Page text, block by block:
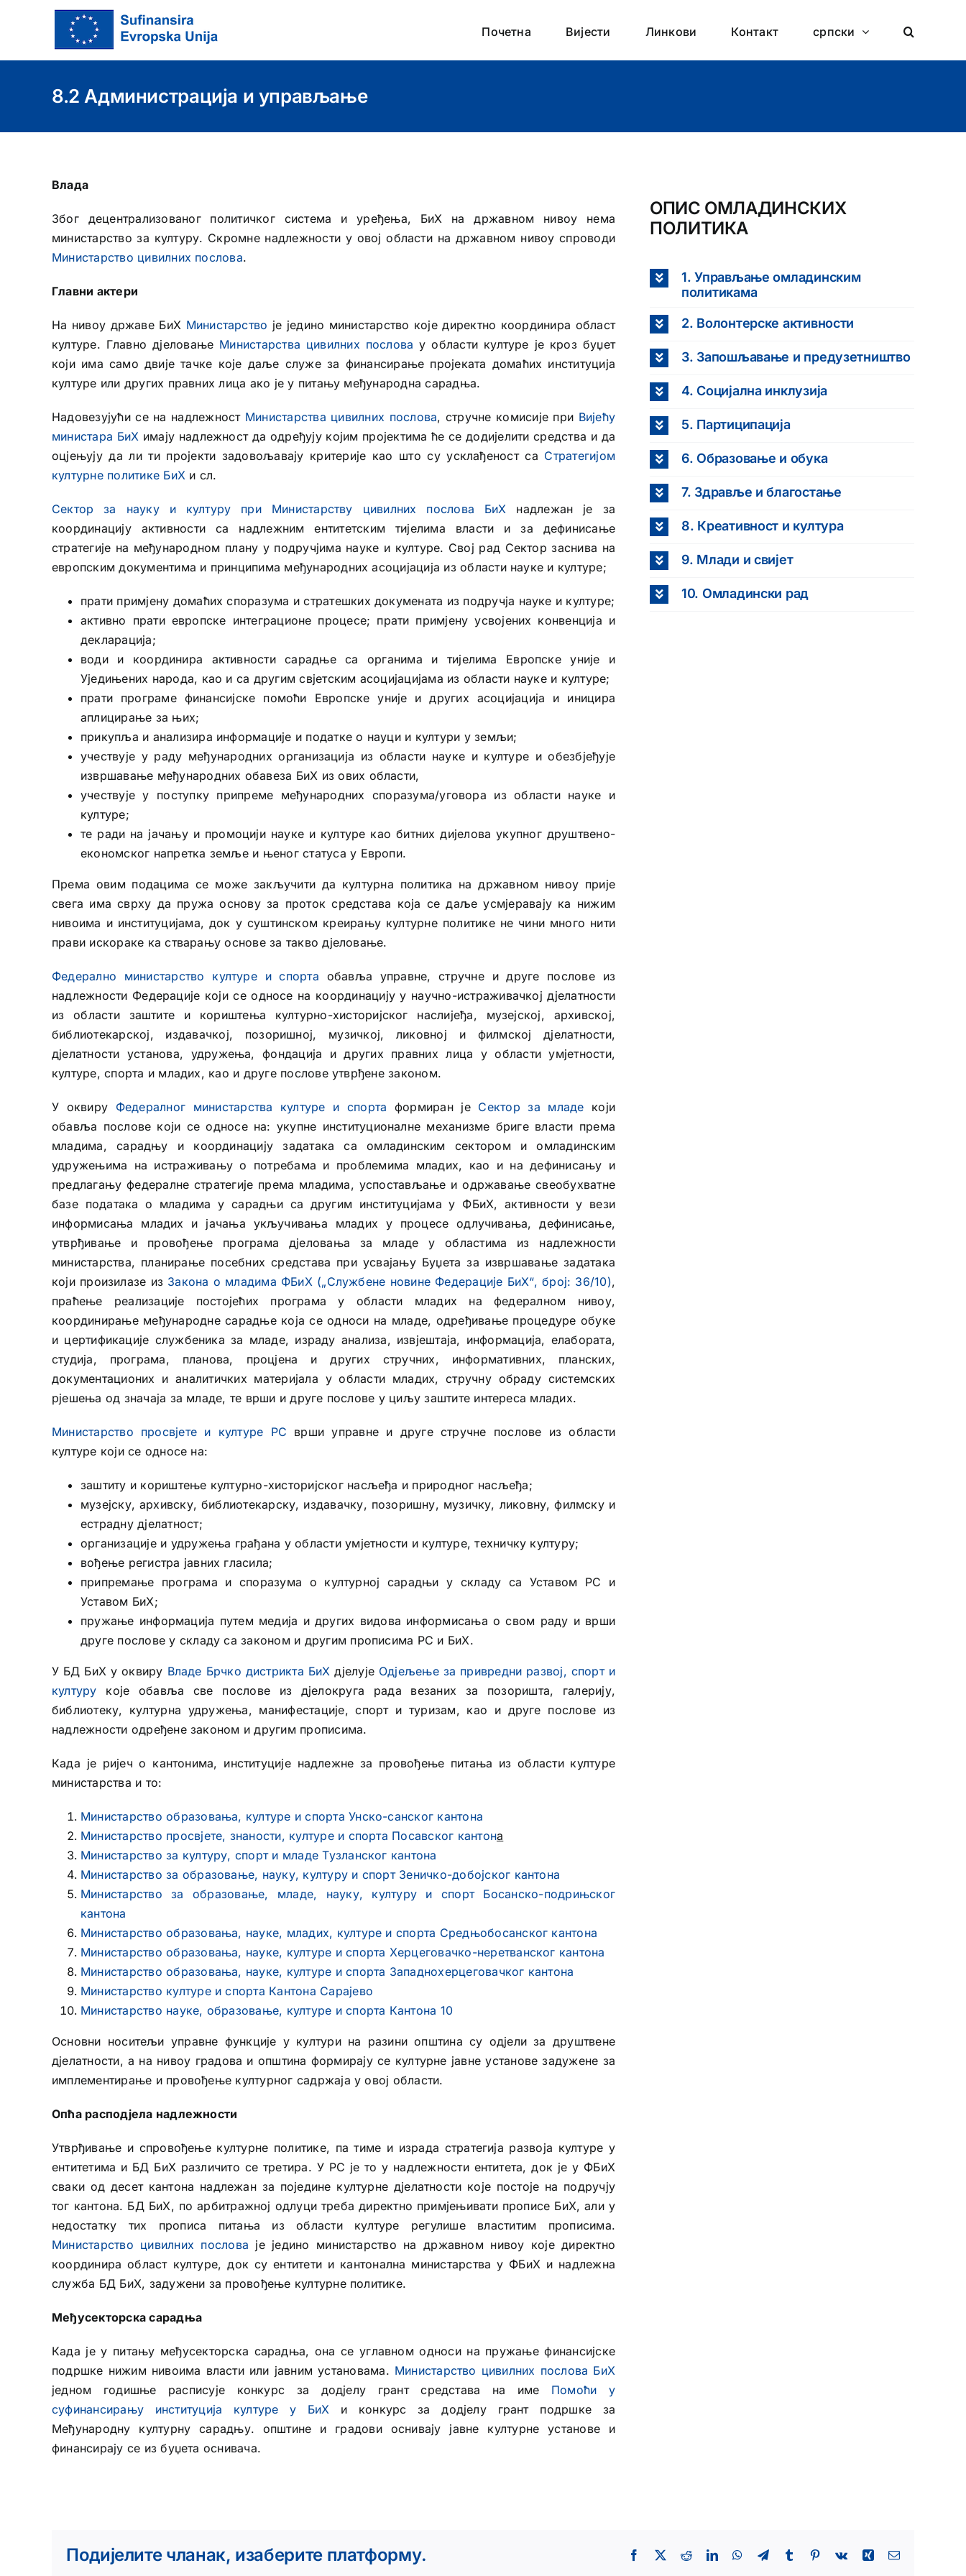
Почетна Вијести Линкови Контакт српски
8.2 Администрација и управљање
Влада
Због децентрализованог политичког система и уређења, БиХ на државном нивоу нема
министарство за културу. Скромне надлежности у овој области на државном нивоу спроводи
Министарство цивилних послова.
Главни актери
На нивоу државе БиХ Министарство је једино министарство које директно координира област
културе. Главно дјеловање Министарства цивилних послова у области културе је кроз буџет
који има само двије тачке које даље служе за финансирање пројеката домаћих институција
културе или других правних лица ако је у питању међународна сарадња.
Надовезујући се на надлежност Министарства цивилних послова, стручне комисије при Вијећу
министара БиХ имају надлежност да одређују којим пројектима ће се додијелити средства и да
оцјењују да ли ти пројекти задовољавају критерије као што су усклађеност са Стратегијом
културне политике БиХ и сл.
Сектор за науку и културу при Министарству цивилних послова БиХ надлежан је за
координацију активности са надлежним ентитетским тијелима власти и за дефинисање
стратегије на међународном плану у подручјима науке и културе. Свој рад Сектор заснива на
европским документима и принципима међународних асоцијација из области науке и културе;
прати примјену домаћих споразума и стратешких докумената из подручја науке и културе;
активно прати европске интеграционе процесе; прати примјену усвојених конвенција и
декларација;
води и координира активности сарадње са органима и тијелима Европске уније и
Уједињених народа, као и са другим свјетским асоцијацијама из области науке и културе;
прати програме финансијске помоћи Европске уније и других асоцијација и иницира
аплицирање за њих;
прикупља и анализира информације и податке о науци и култури у земљи;
учествује у раду међународних организација из области науке и културе и обезбјеђује
извршавање међународних обавеза БиХ из ових области,
учествује у поступку припреме међународних споразума/уговора из области науке и
културе;
те ради на јачању и промоцији науке и културе као битних дијелова укупног друштвено-
економског напретка земље и њеног статуса у Европи.
Према овим подацима се може закључити да културна политика на државном нивоу прије
свега има сврху да пружа основу за проток средстава која се даље усмјеравају ка нижим
нивоима и институцијама, док у суштинском креирању културне политике не чини много нити
прави искораке ка стварању основе за такво дјеловање.
Федерално министарство културе и спорта обавља управне, стручне и друге послове из
надлежности Федерације који се односе на координацију у научно-истраживачкој дјелатности
из области заштите и кориштења културно-хисторијског наслијеђа, музејској, архивској,
библиотекарској, издавачкој, позоришној, музичкој, ликовној и филмској дјелатности,
дјелатности установа, удружења, фондација и других правних лица у области умјетности,
културе, спорта и младих, као и друге послове утврђене законом.
У оквиру Федералног министарства културе и спорта формиран је Сектор за младе који
обавља послове који се односе на: укупне институционалне механизме бриге власти према
младима, сарадњу и координацију задатака са омладинским сектором и омладинским
удружењима на истраживању о потребама и проблемима младих, као и на дефинисању и
предлагању федералне стратегије према младима, успостављање и одржавање свеобухватне
базе података о младима у сарадњи са другим институцијама у ФБиХ, активности у вези
информисања младих и јачања укључивања младих у процесе одлучивања, дефинисање,
утврђивање и провођење програма дјеловања за младе у областима из надлежности
министарства, планирање посебних средстава при усвајању Буџета за извршавање задатака
који произилазе из Закона о младима ФБиХ („Службене новине Федерације БиХ“, број: 36/10),
праћење реализације постојећих програма у области младих на федералном нивоу,
координирање међународне сарадње која се односи на младе, одређивање процедуре обуке
и цертификације службеника за младе, израду анализа, извјештаја, информација, елабората,
студија, програма, планова, процјена и других стручних, информативних, планских,
документационих и аналитичких материјала у области младих, стручну обраду системских
рјешења од значаја за младе, те врши и друге послове у циљу заштите интереса младих.
Министарство просвјете и културе РС врши управне и друге стручне послове из области
културе који се односе на:
заштиту и кориштење културно-хисторијског насљеђа и природног насљеђа;
музејску, архивску, библиотекарску, издавачку, позоришну, музичку, ликовну, филмску и
естрадну дјелатност;
организације и удружења грађана у области умјетности и културе, техничку културу;
вођење регистра јавних гласила;
припремање програма и споразума о културној сарадњи у складу са Уставом РС и
Уставом БиХ;
пружање информација путем медија и других видова информисања о свом раду и врши
друге послове у складу са законом и другим прописима РС и БиХ.
У БД БиХ у оквиру Владе Брчко дистрикта БиХ дјелује Одјељење за привредни развој, спорт и
културу које обавља све послове из дјелокруга рада везаних за позоришта, галерију,
библиотеку, културна удружења, манифестације, спорт и туризам, као и друге послове из
надлежности одређене законом и другим прописима.
Када је ријеч о кантонима, институције надлежне за провођење питања из области културе
министарства и то:
Министарство образовања, културе и спорта Унско-санског кантона
Министарство просвјете, знаности, културе и спорта Посавског кантона
Министарство за културу, спорт и младе Тузланског кантона
Министарство за образовање, науку, културу и спорт Зеничко-добојског кантона
Министарство за образовање, младе, науку, културу и спорт Босанско-подрињског
кантона
Министарство образовања, науке, младих, културе и спорта Средњобосанског кантона
Министарство образовања, науке, културе и спорта Херцеговачко-неретванског кантона
Министарство образовања, науке, културе и спорта Западнохерцеговачког кантона
Министарство културе и спорта Кантона Сарајево
Министарство науке, образовање, културе и спорта Кантона 10
Основни носитељи управне функције у култури на разини општина су одјели за друштвене
дјелатности, а на нивоу градова и општина формирају се културне јавне установе задужене за
имплементирање и провођење културног садржаја у овој области.
Опћа расподјела надлежности
Утврђивање и спровођење културне политике, па тиме и израда стратегија развоја културе у
ентитетима и БД БиХ различито се третира. У РС је то у надлежности ентитета, док је у ФБиХ
сваки од десет кантона надлежан за поједине културне дјелатности које постоје на подручју
тог кантона. БД БиХ, по арбитражној одлуци треба директно примјењивати прописе БиХ, али у
недостатку тих прописа питања из области културе регулише властитим прописима.
Министарство цивилних послова је једино министарство на државном нивоу које директно
координира област културе, док су ентитети и кантонална министарства у ФБиХ и надлежна
служба БД БиХ, задужени за провођење културне политике.
Међусекторска сарадња
Када је у питању међусекторска сарадња, она се углавном односи на пружање финансијске
подршке нижим нивоима власти или јавним установама. Министарство цивилних послова БиХ
једном годишње расписује конкурс за додјелу грант средстава на име Помоћи у
суфинансирању институција културе у БиХ и конкурс за додјелу грант подршке за
Међународну културну сарадњу. општине и градови оснивају јавне културне установе и
финансирају се из буџета оснивача.
ОПИС ОМЛАДИНСКИХ
ПОЛИТИКА
1. Управљање омладинским
политикама
2. Волонтерске активности
3. Запошљавање и предузетништво
4. Социјална инклузија
5. Партиципација
6. Образовање и обука
7. Здравље и благостање
8. Креативност и култура
9. Млади и свијет
10. Омладински рад
Подијелите чланак, изаберите платформу. Facebook
X RedditLinkedInWhatsApp
TelegramTumblr Pinterest
Vk Xing Email